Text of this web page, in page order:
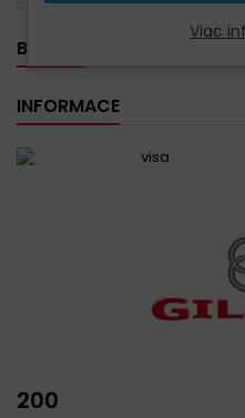
BANNER
INFORMACE
200
Viac